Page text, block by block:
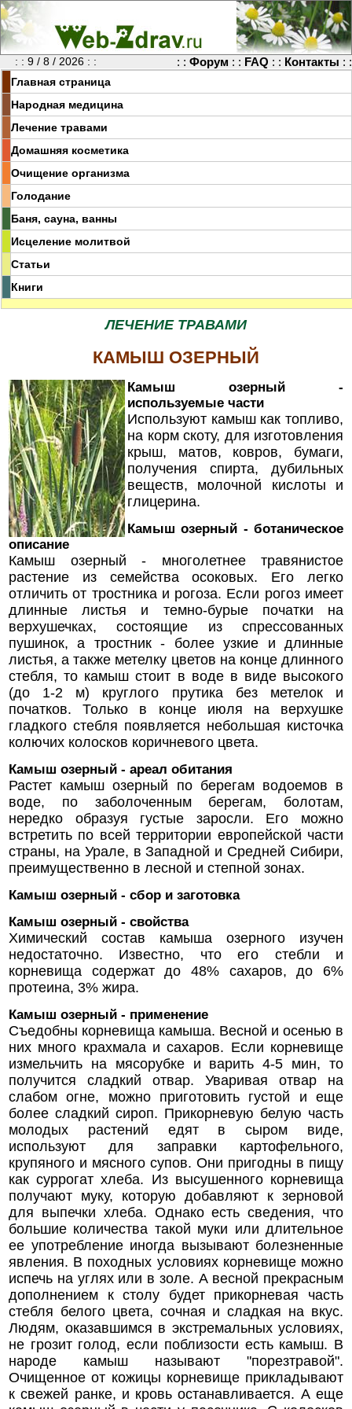
: : 9 / 8 / 2026 : : : : Форум : : FAQ : : Контакты : :
Главная страница
Народная медицина
Лечение травами
Домашняя косметика
Очищение организма
Голодание
Баня, сауна, ванны
Исцеление молитвой
Статьи
Книги
ЛЕЧЕНИЕ ТРАВАМИ
КАМЫШ ОЗЕРНЫЙ
Камыш озерный -
используемые части
Используют камыш как топливо,
на корм скоту, для изготовления
крыш, матов, ковров, бумаги,
получения спирта, дубильных
веществ, молочной кислоты и
глицерина.
Камыш озерный - ботаническое
описание
Камыш озерный - многолетнее травянистое
растение из семейства осоковых. Его легко
отличить от тростника и рогоза. Если рогоз имеет
длинные листья и темно-бурые початки на
верхушечках, состоящие из спрессованных
пушинок, а тростник - более узкие и длинные
листья, а также метелку цветов на конце длинного
стебля, то камыш стоит в воде в виде высокого
(до 1-2 м) круглого прутика без метелок и
початков. Только в конце июля на верхушке
гладкого стебля появляется небольшая кисточка
колючих колосков коричневого цвета.
Камыш озерный - ареал обитания
Растет камыш озерный по берегам водоемов в
воде, по заболоченным берегам, болотам,
нередко образуя густые заросли. Его можно
встретить по всей территории европейской части
страны, на Урале, в Западной и Средней Сибири,
преимущественно в лесной и степной зонах.
Камыш озерный - сбор и заготовка
Камыш озерный - свойства
Химический состав камыша озерного изучен
недостаточно. Известно, что его стебли и
корневища содержат до 48% сахаров, до 6%
протеина, 3% жира.
Камыш озерный - применение
Съедобны корневища камыша. Весной и осенью в
них много крахмала и сахаров. Если корневище
измельчить на мясорубке и варить 4-5 мин, то
получится сладкий отвар. Уваривая отвар на
слабом огне, можно приготовить густой и еще
более сладкий сироп. Прикорневую белую часть
молодых растений едят в сыром виде,
используют для заправки картофельного,
крупяного и мясного супов. Они пригодны в пищу
как суррогат хлеба. Из высушенного корневища
получают муку, которую добавляют к зерновой
для выпечки хлеба. Однако есть сведения, что
большие количества такой муки или длительное
ее употребление иногда вызывают болезненные
явления. В походных условиях корневище можно
испечь на углях или в золе. А весной прекрасным
дополнением к столу будет прикорневая часть
стебля белого цвета, сочная и сладкая на вкус.
Людям, оказавшимся в экстремальных условиях,
не грозит голод, если поблизости есть камыш. В
народе камыш называют "порезтравой".
Очищенное от кожицы корневище прикладывают
к свежей ранке, и кровь останавливается. А еще